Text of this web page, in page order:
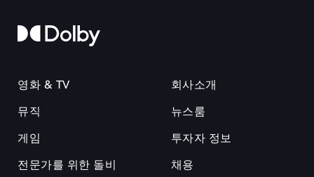
영화 & TV
뮤직
게임
전문가를 위한 돌비
회사소개
뉴스룸
투자자 정보
채용